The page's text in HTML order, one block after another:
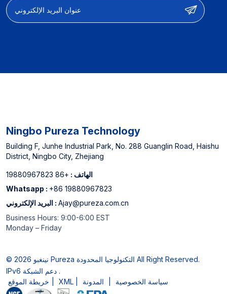
Ningbo Pureza Technology
Building F, Junhe Industrial Park, No. 288 Guanglin Road, Haishu
District, Ningbo City, Zhejiang
الهاتف : +86 19880967823
Whatsapp : +86 19880967823
البريد الإلكتروني : Ajay@pureza.com.cn
Business Hours: 9:00-6:00 EST
Monday – Friday
© 2026 نينغبو Pureza التكنولوجيا المحدودة All Right Reserved.
IPv6 دعم الشبكة .
خريطة الموقع
XML المدونة سياسة الخصوصية